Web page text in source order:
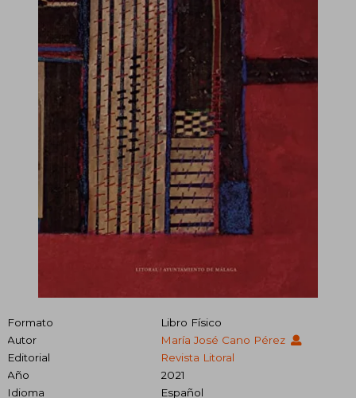
Formato
Libro Físico
Autor
María José Cano Pérez
Editorial
Revista Litoral
Año
2021
Idioma
Español